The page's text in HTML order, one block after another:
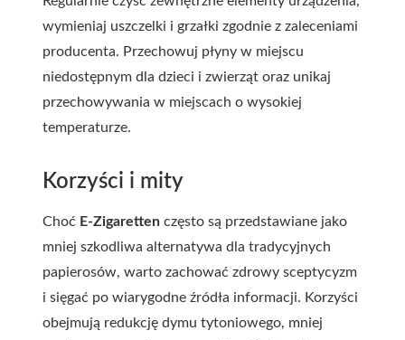
wymieniaj uszczelki i grzałki zgodnie z zaleceniami
producenta. Przechowuj płyny w miejscu
niedostępnym dla dzieci i zwierząt oraz unikaj
przechowywania w miejscach o wysokiej
temperaturze.
Korzyści i mity
Choć E-Zigaretten często są przedstawiane jako
mniej szkodliwa alternatywa dla tradycyjnych
papierosów, warto zachować zdrowy sceptycyzm
i sięgać po wiarygodne źródła informacji. Korzyści
obejmują redukcję dymu tytoniowego, mniej